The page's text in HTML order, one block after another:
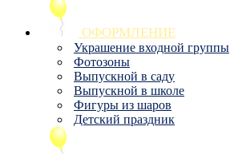
ОФОРМЛЕНИЕ
Украшение входной группы
Фотозоны
Выпускной в саду
Выпускной в школе
Фигуры из шаров
Детский праздник